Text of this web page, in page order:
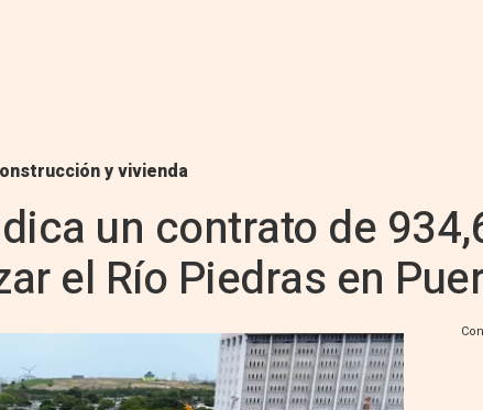
y vivienda
un contrato de
el Río Piedras en